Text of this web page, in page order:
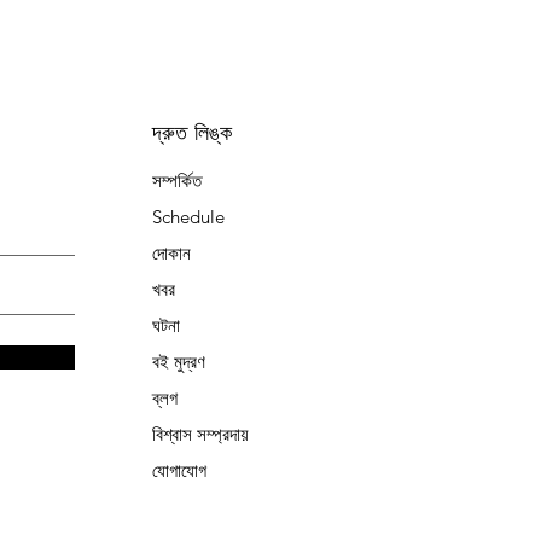
দ্রুত লিঙ্ক
সম্পর্কিত
Schedule
দোকান
খবর
ঘটনা
বই মুদ্রণ
ব্লগ
বিশ্বাস সম্প্রদায়
যোগাযোগ